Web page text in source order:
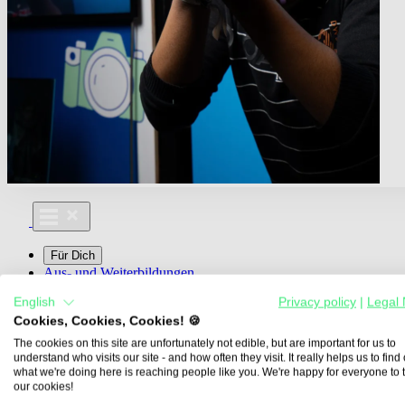
Für Dich
Aus- und Weiterbildungen
Media For You
Über Uns
Übersicht
English Privacy policy
Legal
Cookies, Cookies, Cookies! 🍪
The cookies on this site are unfortunately not edible, but are important for us to
understand who visits our site - and how often they visit. It really helps us to find
what we're doing here is reaching people like you. We're happy for everyone to
our cookies!